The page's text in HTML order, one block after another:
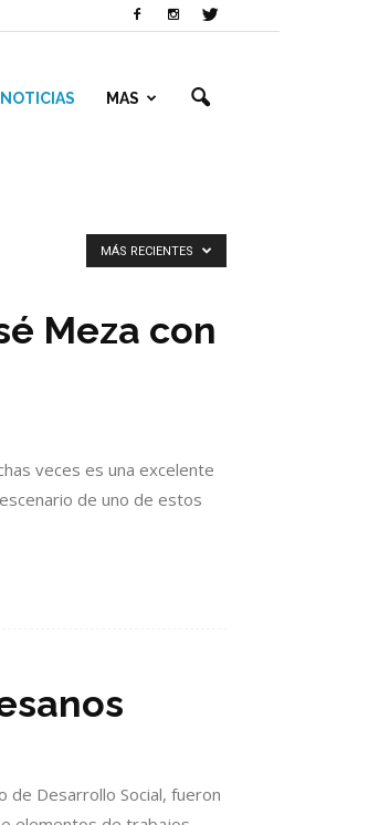
NOTICIAS MAS
MÁS RECIENTES
Meza con
veces es una excelente
de uno de estos
de Desarrollo Social, fueron